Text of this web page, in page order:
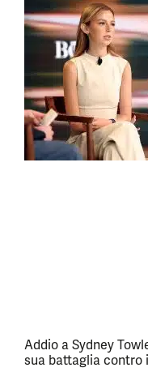
Addio a Sydney
sua battaglia contro